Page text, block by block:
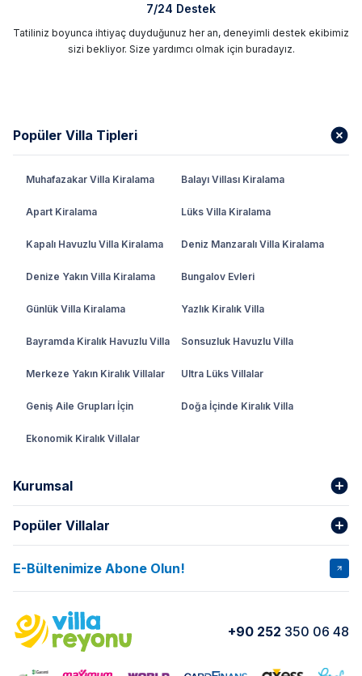
7/24 Destek
Tatiliniz boyunca ihtiyaç duyduğunuz her an, deneyimli destek ekibimiz
sizi bekliyor. Size yardımcı olmak için buradayız.
Popüler Villa Tipleri
Muhafazakar Villa Kiralama Balayı Villası Kiralama
Apart Kiralama Lüks Villa Kiralama
Kapalı Havuzlu Villa Kiralama Deniz Manzaralı Villa Kiralama
Denize Yakın Villa Kiralama Bungalov Evleri
Günlük Villa Kiralama Yazlık Kiralık Villa
Bayramda Kiralık Havuzlu Villa Sonsuzluk Havuzlu Villa
Merkeze Yakın Kiralık Villalar Ultra Lüks Villalar
Geniş Aile Grupları İçin Doğa İçinde Kiralık Villa
Ekonomik Kiralık Villalar
Kurumsal
Hakkımızda
İptal Şartları Banka Hesapları
Kurumsal Blog
Yorumlar Nasıl Kiralarım
Popüler Villalar
VİLLA SALKIM VİLLA SLAY 1
VİLLA OLENNA 1 VİLLA MERT
E-Bültenimize Abone Olun!
+90 252 350 06 48